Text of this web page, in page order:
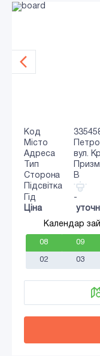
Код
Місто
Адреса
вул.
Тип
Сторона
B
Підсвітка
Гід
-
Ціна
Календар
08 09
02 03